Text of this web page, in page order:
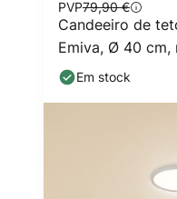
PVP79,90 €
Candeeiro de
Emiva, Ø 40 cm,
CCTEm stock